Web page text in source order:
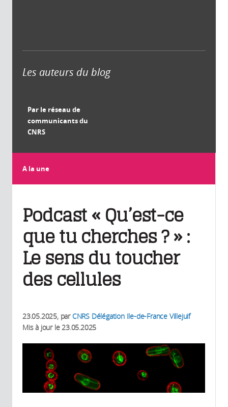
Les auteurs du blog
Par le réseau de
communicants du
CNRS
A la une
Podcast « Qu’est-ce
que tu cherches ? » :
Le sens du toucher
des cellules
23.05.2025, parCNRS Délégation Ile-de-France Villejuif
Mis à jour le 23.05.2025